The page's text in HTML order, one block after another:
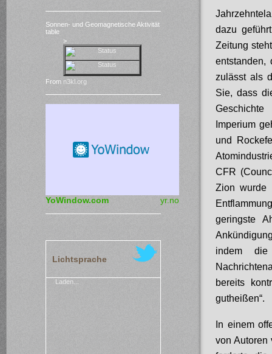
dazu
Zeitung
entstanden,
zulässt als
Sie, dass
Imperium
und
CFR
Zion wurde
geringste
indem
bereits
gutheißen“.
In einem
von Autoren
Sonnen- und Geomagnetische Aktivität
table
>
From n3kl.org
YoWindow.com yr.no
Lichtsprache
Laden...